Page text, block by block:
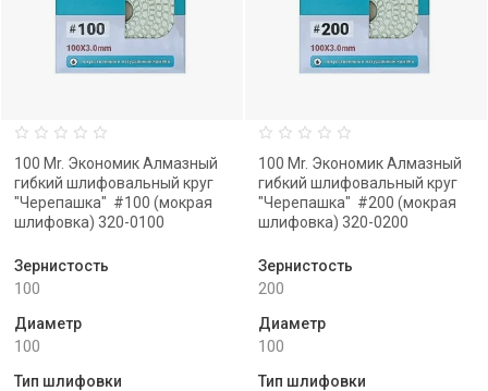
100 Mr. Экономик Алмазный
гибкий шлифовальный круг
"Черепашка" #100 (мокрая
шлифовка) 320-0100
Зернистость
100
Диаметр
100
Тип шлифовки
100 Mr. Экономик Алмазный
гибкий шлифовальный круг
"Черепашка" #200 (мокрая
шлифовка) 320-0200
Зернистость
200
Диаметр
100
Тип шлифовки